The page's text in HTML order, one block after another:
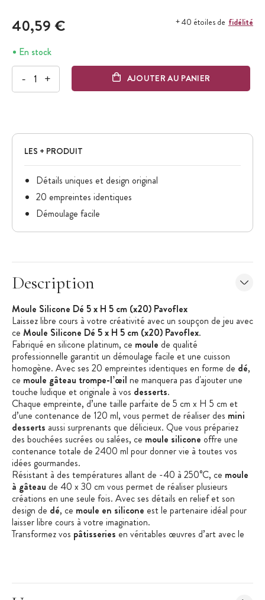
40,59 € + 40 étoiles de fidélité
En stock
- + AJOUTER AU PANIER
LES + PRODUIT
Détails uniques et design original
20 empreintes identiques
Démoulage facile
Description
Moule Silicone Dé 5 x H 5 cm (x20) Pavoflex
Laissez libre cours à votre créativité avec un soupçon de jeu avec
ce Moule Silicone Dé 5 x H 5 cm (x20) Pavoflex.
Fabriqué en silicone platinum, ce moule de qualité
professionnelle garantit un démoulage facile et une cuisson
homogène. Avec ses 20 empreintes identiques en forme de dé,
ce moule gâteau trompe-l’œil ne manquera pas d'ajouter une
touche ludique et originale à vos desserts.
Chaque empreinte, d’une taille parfaite de 5 cm x H 5 cm et
d’une contenance de 120 ml, vous permet de réaliser des mini
desserts aussi surprenants que délicieux. Que vous prépariez
des bouchées sucrées ou salées, ce moule silicone offre une
contenance totale de 2400 ml pour donner vie à toutes vos
idées gourmandes.
Résistant à des températures allant de -40 à 250°C, ce moule
à gâteau de 40 x 30 cm vous permet de réaliser plusieurs
créations en une seule fois. Avec ses détails en relief et son
design de dé, ce moule en silicone est le partenaire idéal pour
laisser libre cours à votre imagination.
Transformez vos pâtisseries en véritables œuvres d’art avec le
Moule silicone trompe-l'œil